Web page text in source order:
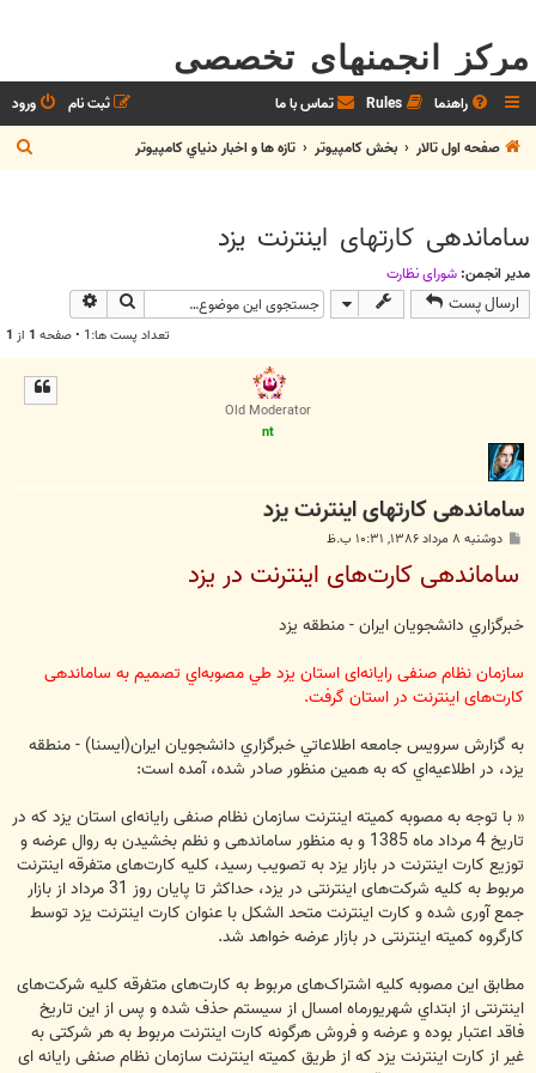
مرکز انجمنهای تخصصی
راهنما Rules تماس با ما ورود
ثبت نام
صفحه اول تالار
بخش كامپيوتر تازه ها و اخبار دنياي کامپيوتر
س
ساماندهی کارتهای اينترنت يزد
مدیر انجمن: شوراي نظارت
ارسال پست جستجو
تعداد پست ها:1 • صفحه 1 از 1
Old Moderator
nt
ساماندهی کارتهای اينترنت يزد
ت
دوشنبه ۸ مرداد ۱۳۸۶, ۱۰:۳۱ ب.ظ
ساماندهی کارت‌های اينترنت در يزد
خبرگزاري دانشجويان ايران - منطقه يزد
سازمان نظام صنفی رايانه‌ای استان یزد طي مصوبه‌اي تصميم به ساماندهی
کارت‌های اينترنت در استان گرفت.
به گزارش سرويس جامعه اطلاعاتي خبرگزاري دانشجويان ايران(ايسنا) - منطقه
يزد، در اطلاعيه‌اي كه به همين منظور صادر شده، آمده است:
« با توجه به مصوبه کمیته اینترنت سازمان نظام صنفی رايانه‌ای استان یزد که در
تاریخ 4 مرداد ماه 1385 و به منظور ساماندهی و نظم بخشیدن به روال عرضه و
توزیع کارت اینترنت در بازار یزد به تصویب رسید، کلیه کارت‌های متفرقه اینترنت
مربوط به کلیه شرکت‌های اینترنتی در یزد، حداکثر تا پایان روز 31 مرداد از بازار
جمع آوری شده و کارت اینترنت متحد الشکل با عنوان کارت اینترنت یزد توسط
کارگروه کمیته اینترنتی در بازار عرضه خواهد شد.
مطابق این مصوبه کلیه اشتراک‌های مربوط به کارت‌های متفرقه کلیه شرکت‌های
اینترنتی از ابتداي شهريورماه امسال از سیستم حذف شده و پس از این تاریخ
فاقد اعتبار بوده و عرضه و فروش هرگونه کارت اینترنت مربوط به هر شرکتی به
غیر از کارت اینترنت یزد که از طریق کمیته اینترنت سازمان نظام صنفی رایانه ای